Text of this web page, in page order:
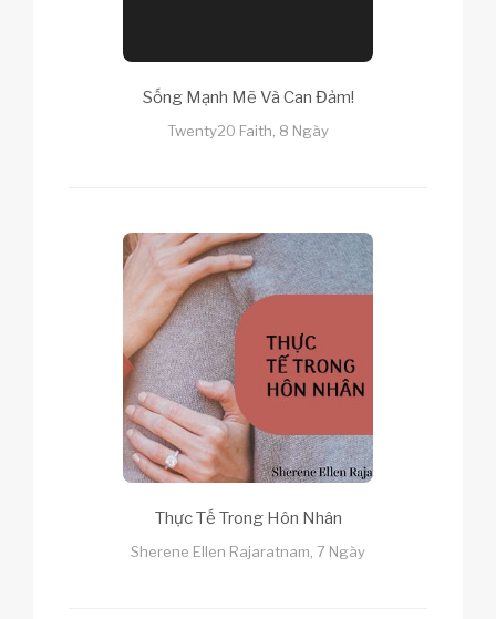
Sống Mạnh Mẽ Và Can Đảm!
Twenty20 Faith, 8 Ngày
Thực Tế Trong Hôn Nhân
Sherene Ellen Rajaratnam, 7 Ngày